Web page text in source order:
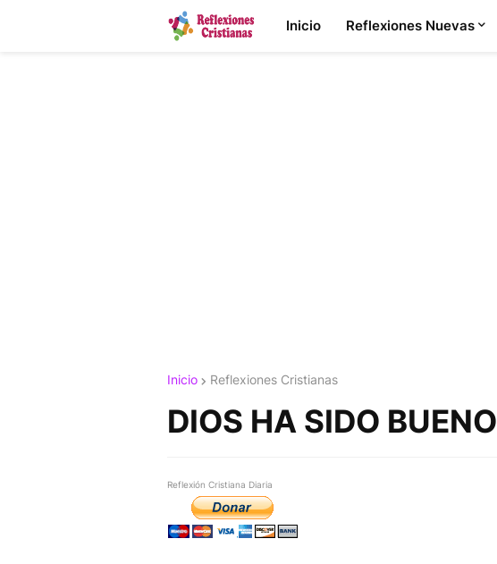
Inicio Reflexiones Nuevas
Inicio Reflexiones Cristianas
DIOS HA SIDO BUENO
Reflexión Cristiana Diaria